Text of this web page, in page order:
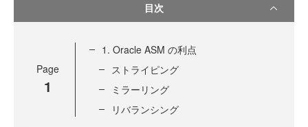
目次
Page
1
1. Oracle ASM の利点
ストライピング
ミラーリング
リバランシング